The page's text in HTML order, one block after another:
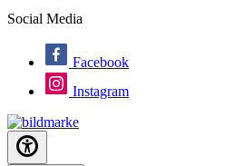
Social Media
Facebook
Instagram